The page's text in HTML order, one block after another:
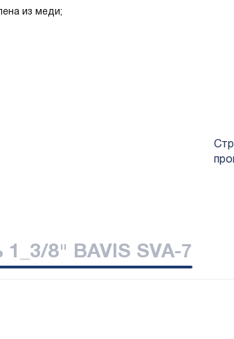
из меди;
в холодильном оборудовании;
8" BAVIS SVA-7